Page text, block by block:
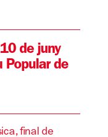
de juny
Popular de
final de